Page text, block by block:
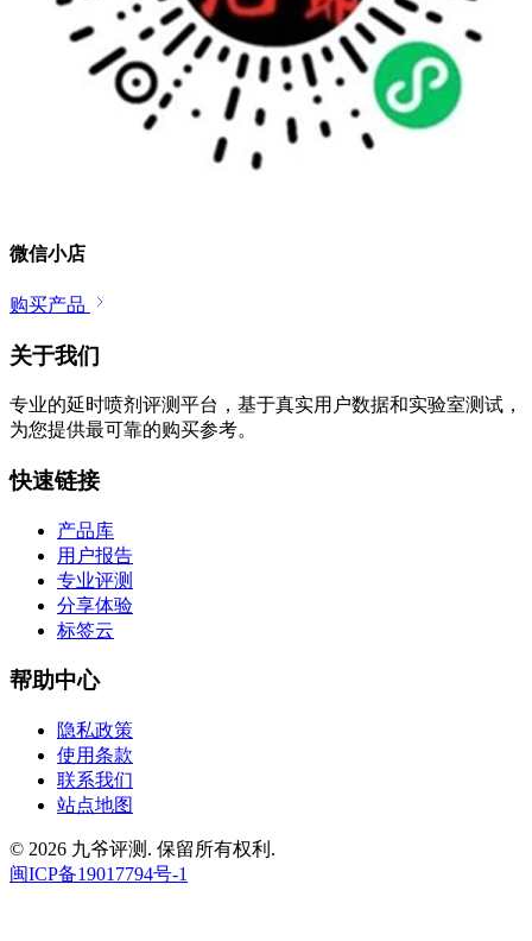
微信小店
购买产品
关于我们
专业的延时喷剂评测平台，基于真实用户数据和实验室测试，
为您提供最可靠的购买参考。
快速链接
产品库
用户报告
专业评测
分享体验
标签云
帮助中心
隐私政策
使用条款
联系我们
站点地图
© 2026 九爷评测. 保留所有权利.
闽ICP备19017794号-1